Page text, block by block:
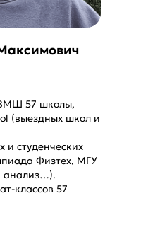
57 школы,
(выездных школ и
и студенческих
Физтех, МГУ
анализ…).
классов 57